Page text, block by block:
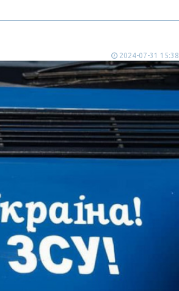
2024-07-31 15:38